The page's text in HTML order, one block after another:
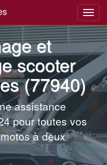
et
scooter
(77940)
assistance
pour toutes vos
à deux